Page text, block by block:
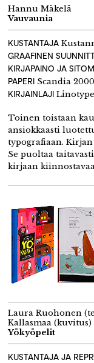
Hannu Mäkelä
Vauvaunia
KUSTANTAJA
GRAAFINEN
KIRJAPAINO JA
PAPERI Scandia
KIRJAINLAJI
Toinen toistaan
ansiokkaasti
typografiaan.
Se puoltaa
kirjaan
Laura Ruohonen
Kallasmaa (kuvitus)
Yökyöpelit
KUSTANTAJA JA